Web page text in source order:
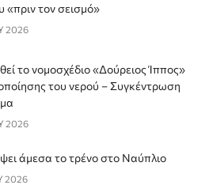
«πριν τον σεισμό»
2026
το νομοσχέδιο «Δούρειος Ίππος»
του νερού – Συγκέντρωση
2026
άμεσα το τρένο στο Ναύπλιο
2026